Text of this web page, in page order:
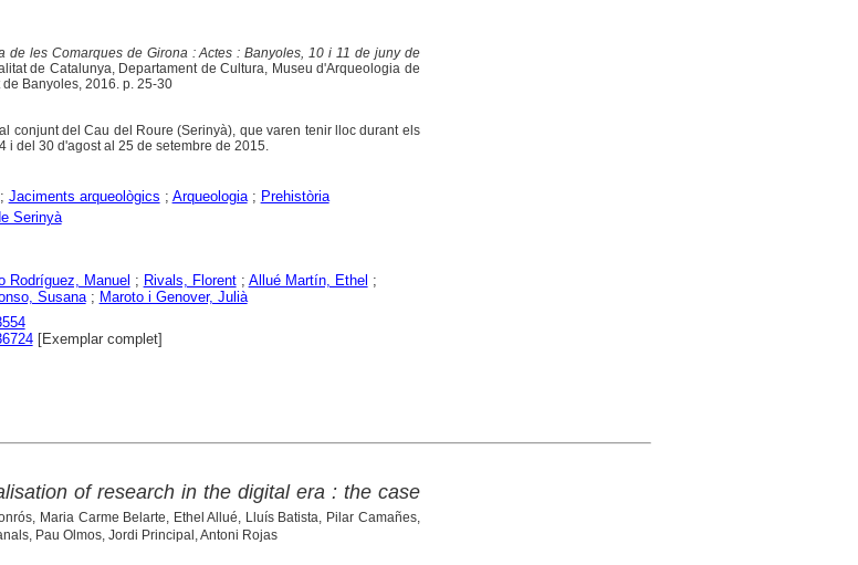
de les Comarques de Girona : Actes : Banyoles, 10 i 11 de juny de
de Catalunya, Departament de Cultura, Museu d'Arqueologia de
Banyoles, 2016. p. 25-30
conjunt del Cau del Roure (Serinyà), que varen tenir lloc durant els
i del 30 d'agost al 25 de setembre de 2015.
; Jaciments arqueològics ; Arqueologia; Prehistòria
Serinyà
Rodríguez, Manuel ; Rivals, Florent; Allué Martín, Ethel ;
Susana; Maroto i Genover, Julià
[Exemplar complet]
of research in the digital era : the case
Maria Carme Belarte, Ethel Allué, Lluís Batista, Pilar Camañes,
Pau Olmos, Jordi Principal, Antoni Rojas